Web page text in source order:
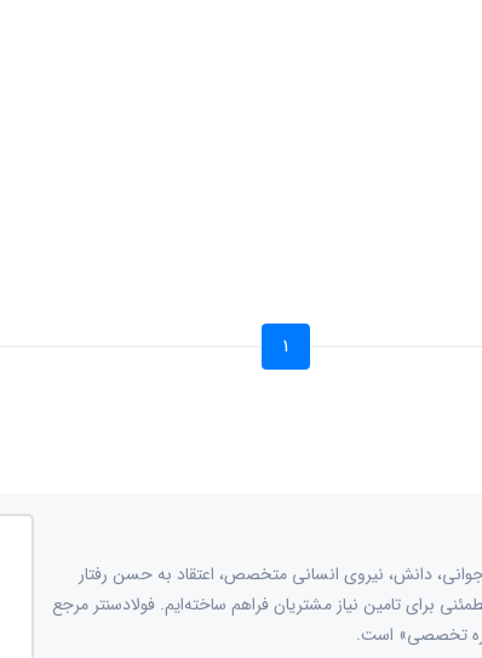
1
تجربه و جوانی، دانش، نیروی انسانی متخصص، اعتقاد به حسن رفتار
برای تامین نیاز مشتریان فراهم ساخته‌ایم. فولادسنتر مرجع
تخصصی» است.